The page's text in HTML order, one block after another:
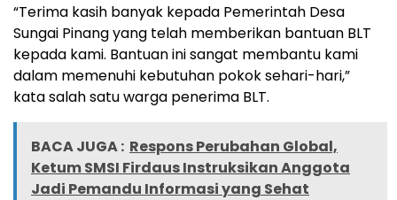
“Terima kasih banyak kepada Pemerintah Desa
Sungai Pinang yang telah memberikan bantuan BLT
kepada kami. Bantuan ini sangat membantu kami
dalam memenuhi kebutuhan pokok sehari-hari,”
kata salah satu warga penerima BLT.
BACA JUGA : Respons Perubahan Global,
Ketum SMSI Firdaus Instruksikan Anggota
Jadi Pemandu Informasi yang Sehat